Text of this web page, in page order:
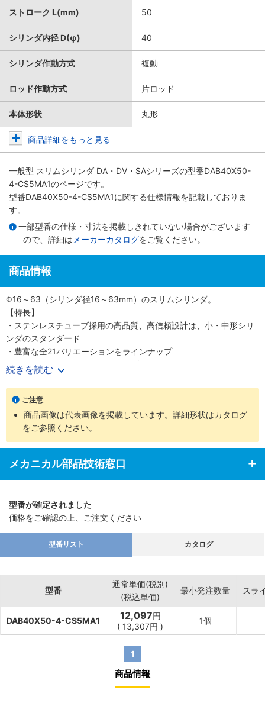
ストローク L(mm) 50
シリンダ内径 D(φ) 40
シリンダ作動方式 複動
ロッド作動方式 片ロッド
本体形状 丸形
商品詳細をもっと見る
一般型 スリムシリンダ DA・DV・SAシリーズの型番DAB40X50-
4-CS5MA1のページです。
型番DAB40X50-4-CS5MA1に関する仕様情報を記載しておりま
す。
一部型番の仕様・寸法を掲載しきれていない場合がございます
ので、詳細は メーカーカタログをご覧ください。
商品情報
Φ16～63（シリンダ径16～63mm）のスリムシリンダ。
【特長】
・ステンレスチューブ採用の高品質、高信頼設計は、小・中形シリ
ンダのスタンダード
・豊富な全21バリエーションをラインナップ
・700mm/s（Φ50、 63（シリンダ径50、63mm）は500mm/s）
の高速作動に対応
・耐久性のあるピストンパッキンを採用
・センサスイッチの後付けが可能
・高い取付け精度と簡単な取付作業
【用途】
・あらゆる業界の空気圧機器や生産ラインに対応
続きを読む
ご注意
商品画像は代表画像を掲載しています。詳細形状はカタログ
をご参照ください。
メカニカル部品技術窓口
型番が確定されました
価格をご確認の上、ご注文ください
型番リスト カタログ
型番
通常単価(税別)
(税込単価)
最小発注数量 スラ
DAB40X50-4-CS5MA1 12,097円
( 13,307円 )
1個
1
商品情報